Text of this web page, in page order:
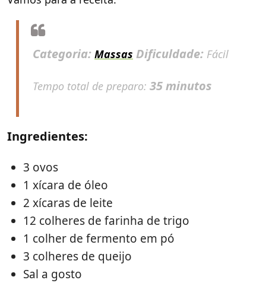
Categoria: Massas Dificuldade: Fácil
Tempo total de preparo: 35 minutos
Ingredientes:
3 ovos
1 xícara de óleo
2 xícaras de leite
12 colheres de farinha de trigo
1 colher de fermento em pó
3 colheres de queijo
Sal a gosto